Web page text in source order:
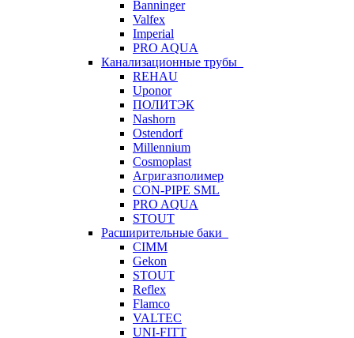
Banninger
Valfex
Imperial
PRO AQUA
Канализационные трубы
REHAU
Uponor
ПОЛИТЭК
Nashorn
Ostendorf
Millennium
Cosmoplast
Агригазполимер
CON-PIPE SML
PRO AQUA
STOUT
Расширительные баки
CIMM
Gekon
STOUT
Reflex
Flamco
VALTEC
UNI-FITT